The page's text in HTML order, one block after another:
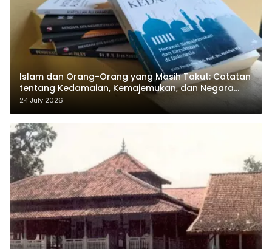
Islam dan Orang-Orang yang Masih Takut: Catatan
tentang Kedamaian, Kemajemukan, dan Negara
dalam Pemikiran Masykuri Abdillah
24 July 2026